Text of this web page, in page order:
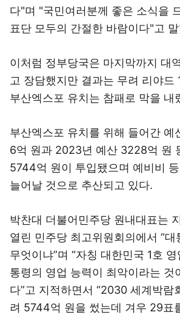
다"며 "국민여러분께 좋은 소식을
표단 모두의 간절한 바람이다"고
이처럼 정부당국은 마지막까지 대
고 장담했지만 결과는 무려 리야드
부산엑스포 유치는 참패로 막을 내
부산엑스포 유치를 위해 들어간 예
6억 원과 2023년 예산 3228억 원
5744억 원이 투입됐으며 예비비
늘어날 것으로 추산되고 있다.
박찬대 더불어민주당 원내대표는
열린 민주당 최고위원회의에서 “
무엇이냐”며 “자칭 대한민국 1호
통령의 영업 능력이 최악이라는 것
다”고 지적하면서 “2030 세계박람
려 5744억 원을 썼는데 겨우 29표